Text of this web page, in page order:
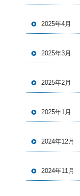
2025年4月
2025年3月
2025年2月
2025年1月
2024年12月
2024年11月